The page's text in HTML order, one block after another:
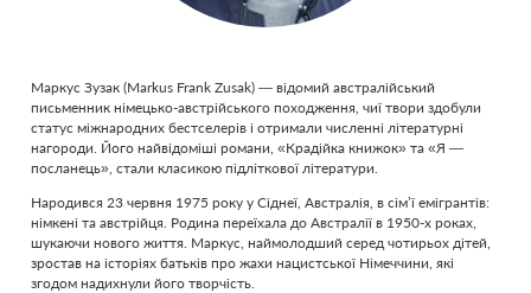
Маркус Зузак (Markus Frank Zusak) — відомий австралійський
письменник німецько-австрійського походження, чиї твори здобули
статус міжнародних бестселерів і отримали численні літературні
нагороди. Його найвідоміші романи, «Крадійка книжок» та «Я —
посланець», стали класикою підліткової літератури.
Народився 23 червня 1975 року у Сіднеї, Австралія, в сім’ї емігрантів:
німкені та австрійця. Родина переїхала до Австралії в 1950-х роках,
шукаючи нового життя. Маркус, наймолодший серед чотирьох дітей,
зростав на історіях батьків про жахи нацистської Німеччини, які
згодом надихнули його творчість.